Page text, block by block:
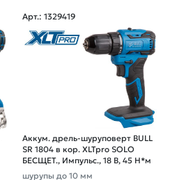
Арт.: 1329419
Аккум. дрель-шуруповерт BULL
SR 1804 в кор. XLTpro SOLO
БЕСЩЕТ., Импульс., 18 В, 45 Н*м
шурупы до 10 мм